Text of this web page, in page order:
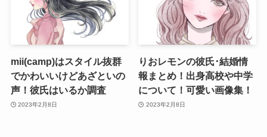
mii(camp)はスタイル抜群
でかわいいけどあざといの
声！彼氏はいるか調査
2023年2月8日
りおレモンの彼氏･結婚情
報まとめ！出身高校や中学
について！可愛い画像集！
2023年2月8日